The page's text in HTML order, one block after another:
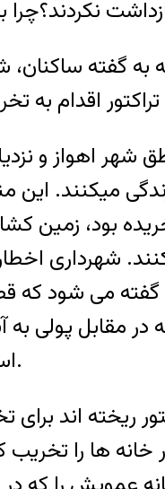
گفته ساکنان،
اهواز و
میکنند. این
کم خریده بود،
زندگی میکنند.
می شود که
مقابل پولی به
اسکان آنها در نظر بگیرند.
ریخته اند برای
ولی ۵ – ۶ خانواده مانده اند